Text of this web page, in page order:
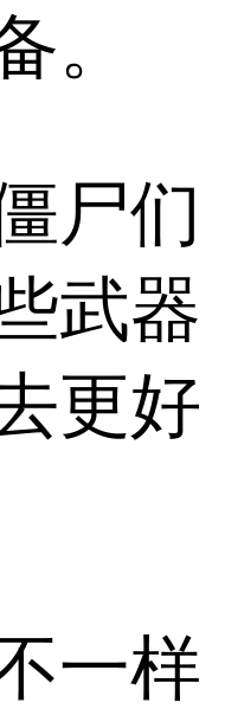
。
尸们
武器
更好
一样